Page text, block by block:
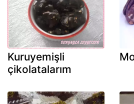
Kuruyemişli
çikolatalarım